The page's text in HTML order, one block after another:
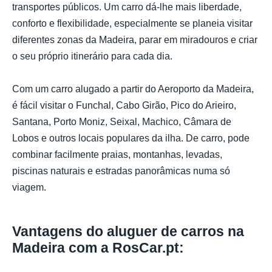
transportes públicos. Um carro dá-lhe mais liberdade,
conforto e flexibilidade, especialmente se planeia visitar
diferentes zonas da Madeira, parar em miradouros e criar
o seu próprio itinerário para cada dia.
Com um carro alugado a partir do Aeroporto da Madeira,
é fácil visitar o Funchal, Cabo Girão, Pico do Arieiro,
Santana, Porto Moniz, Seixal, Machico, Câmara de
Lobos e outros locais populares da ilha. De carro, pode
combinar facilmente praias, montanhas, levadas,
piscinas naturais e estradas panorâmicas numa só
viagem.
Vantagens do aluguer de carros na
Madeira com a RosCar.pt: